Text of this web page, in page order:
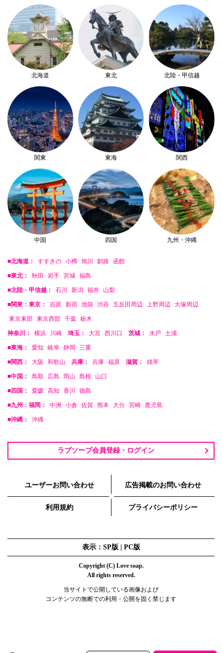
北海道 東北 北陸・甲信越
関東 東海 関西
中国 四国 九州・沖縄
■北海道： すすきの 小樽 旭川 釧路 函館
■東北： 秋田 岩手 宮城 福島
■北陸・甲信越： 石川 新潟 福井 山梨
■関東：東京： 吉原 新宿 池袋 渋谷 五反田周辺 上野周辺 大塚周辺
東京東部 東京西部 千葉 栃木
神奈川： 横浜 川崎 埼玉： 大宮 西川口 茨城： 水戸 土浦
■東海： 愛知 岐阜 静岡 三重
■関西： 大阪 和歌山 兵庫： 兵庫 福原 滋賀： 雄琴
■中国： 鳥取 広島 岡山 島根 山口
■四国： 愛媛 高知 香川 徳島
■九州：福岡： 中洲 小倉 佐賀 熊本 大分 宮崎 鹿児島
■沖縄： 沖縄
ラブソープ会員登録・ログイン
ユーザーお問い合わせ 広告掲載のお問い合わせ
利用規約 プライバシーポリシー
表示：SP版 | PC版
Copyright (C) Love soap.
All rights reserved.
当サイトで公開している画像および
コンテンツの無断での利用・公開を固く禁じます